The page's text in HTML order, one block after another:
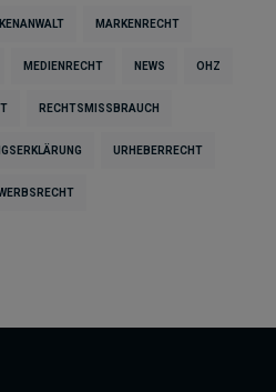
MARKENRECHT
MEDIENRECHT NEWS OHZ
RECHTSMISSBRAUCH
URHEBERRECHT